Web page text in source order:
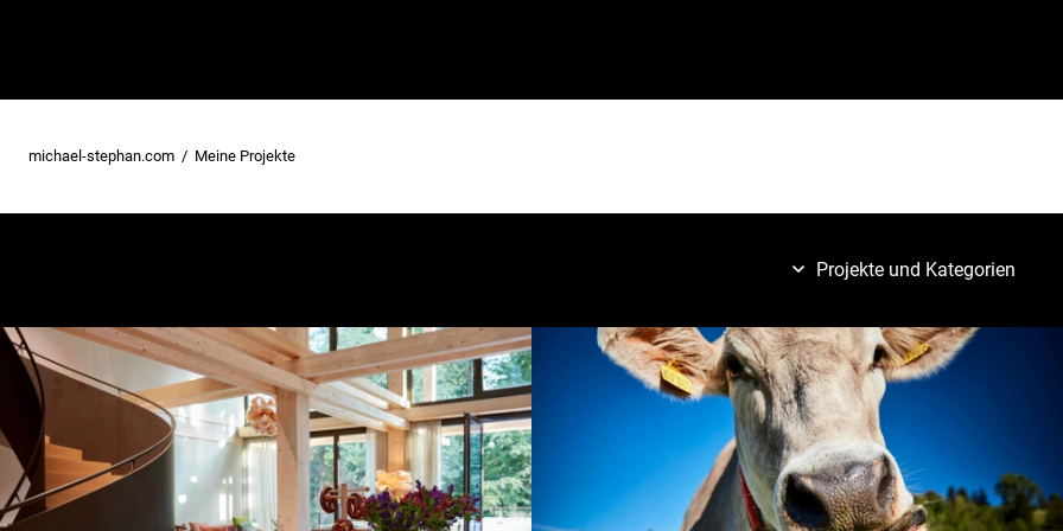
michael-stephan.com Meine Projekte
Projekte und Kategorien